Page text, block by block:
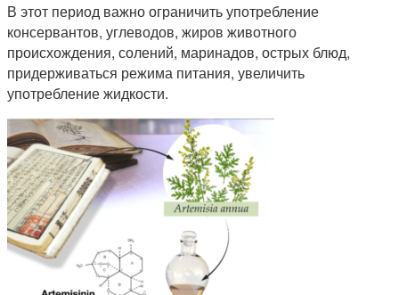
В этот период важно ограничить употребление
консервантов, углеводов, жиров животного
происхождения, солений, маринадов, острых блюд,
придерживаться режима питания, увеличить
употребление жидкости.